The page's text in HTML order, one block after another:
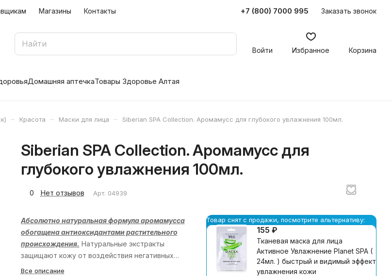
Магазины Контакты +7 (800) 7000 995 Заказать звонок
Войти Избранное Корзина
Домашняя аптечкаТовары Здоровье Алтая
– Красота – Маски для лица – Siberian SPA Collection. Аромамусс для глубокого увлажнения 100мл.
Siberian SPA Collection. Аромамусс для
глубокого увлажнения 100мл.
0 Нет отзывов Арт. 04939
Абсолютно натуральная формула аромамусса
обогащена антиоксидантами растительного
происхождения. Натуральные экстракты
защищают кожу от воздействия негативных
факторов окружающей среды, ускоряют
Все описание
Товар снят с продажи, посмотрите альтернативу:
155 ₽
Тканевая маска для лица
Активное Увлажнение Planet SPA (
24мл. ) быстрый и видимый эффект
увлажнения кожи